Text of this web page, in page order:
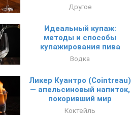
Другое
Идеальный купаж:
методы и способы
купажирования пива
Водка
Ликер Куантро (Cointreau)
— апельсиновый напиток,
покоривший мир
Коктейль